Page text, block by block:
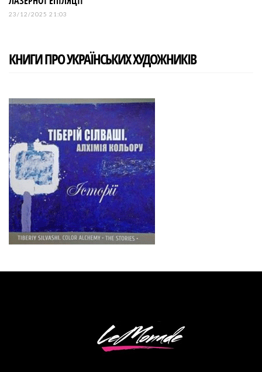
23/12/2025 21:03
КНИГИ ПРО УКРАЇНСЬКИХ ХУДОЖНИКІВ